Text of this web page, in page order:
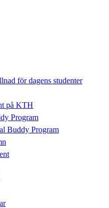
för dagens studenter
på KTH
Program
Buddy Program